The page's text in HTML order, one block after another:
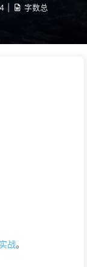
字数总
战。